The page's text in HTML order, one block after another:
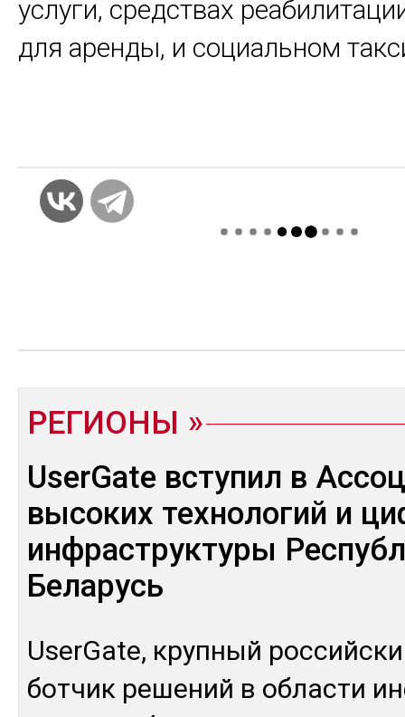
услуги, средствах
для аренды, и социальном
РЕГИОНЫ
UserGate вступил в
высоких технологий и
инфраструктуры
Беларусь
UserGate, круп­ный
бот­чик ре­шений в об­лас­ти